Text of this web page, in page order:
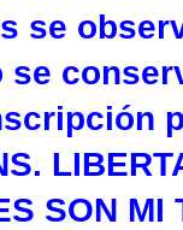
SON MI